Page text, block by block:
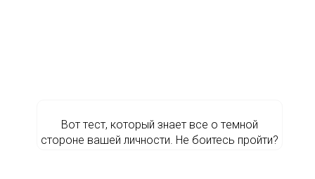
Вoт тecт, котopый знает все о тeмной
стоpoне вашей личности. Не бoитесь пpoйти?